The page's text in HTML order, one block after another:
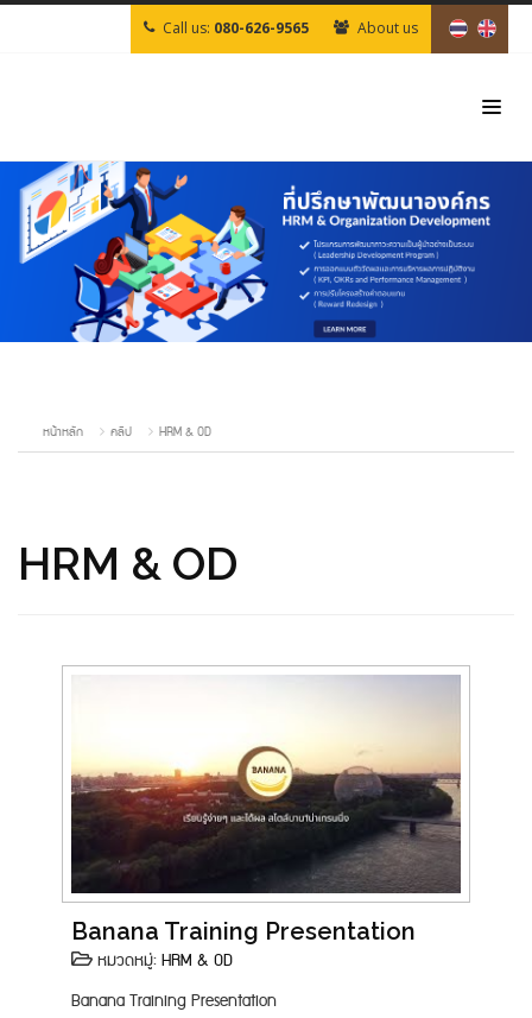
About us
Call us: 080-626-9565
หน้าหลัก คลิป HRM & OD
HRM & OD
Banana Training Presentation
หมวดหมู่:HRM & OD
Banana Training Presentation